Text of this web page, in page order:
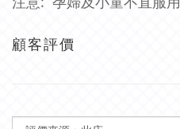
顧客評價